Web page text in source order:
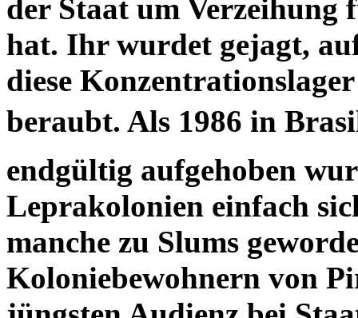
der Staat um Verzeihung
hat. Ihr wurdet gejagt,
diese
beraubt. Als 1986 in
endgültig aufgehoben
Leprakolonien einfach
manche zu Slums
Koloniebewohnern von